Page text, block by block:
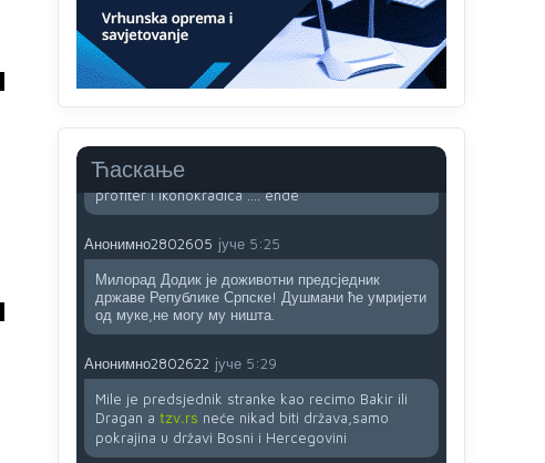
Ћаскање
Mnogi nesposobni ljudi su daleko dogurali. Ko je
nesposoban može raditi sve. Sposobni rade
samo ono što znaju.
Анонимно2022778 јуче 3:59
....i onda su na tenkovima NATO pakta, na vlast
došli jedna baba i jedan švercer dezerter ratni
profiter i ikonokradica .... ende
Анонимно2802605 јуче 5:25
Милорад Додик је доживотни предсједник
државе Републике Српске! Душмани ће умријети
од муке,не могу му ништа.
Анонимно2802622 јуче 5:29
Mile je predsjednik stranke kao recimo Bakir ili
Dragan a tzv.rs neće nikad biti država,samo
pokrajina u državi Bosni i Hercegovini